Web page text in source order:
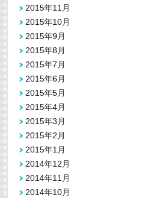
2015年11月
2015年10月
2015年9月
2015年8月
2015年7月
2015年6月
2015年5月
2015年4月
2015年3月
2015年2月
2015年1月
2014年12月
2014年11月
2014年10月